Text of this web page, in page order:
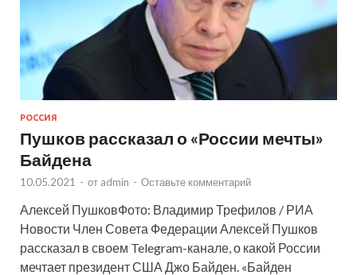
РОССИЯ
Пушков рассказал о «России мечты»
Байдена
10.05.2021 - от admin - Оставьте комментарий
Алексей ПушковФото: Владимир Трефилов / РИА
Новости Член Совета Федерации Алексей Пушков
рассказал в своем Telegram-канале, о какой России
мечтает президент США Джо Байден. «Байден